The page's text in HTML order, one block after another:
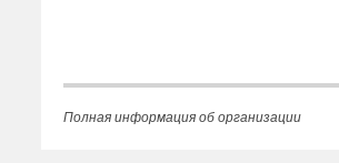
Полная информация об организации